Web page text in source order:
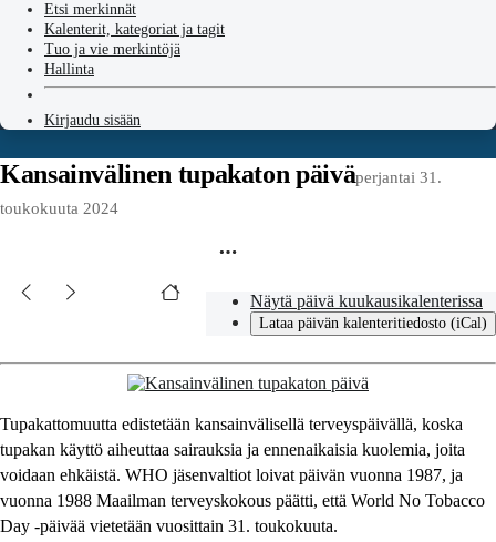
Etsi merkinnät
Kalenterit, kategoriat ja tagit
Tuo ja vie merkintöjä
Hallinta
Kirjaudu sisään
Kansainvälinen tupakaton päiväperjantai 31.
toukokuuta 2024
Näytä päivä kuukausikalenterissa
Lataa päivän kalenteritiedosto (iCal)
Tupakattomuutta edistetään kansainvälisellä terveyspäivällä, koska
tupakan käyttö aiheuttaa sairauksia ja ennenaikaisia kuolemia, joita
voidaan ehkäistä. WHO jäsenvaltiot loivat päivän vuonna 1987, ja
vuonna 1988 Maailman terveyskokous päätti, että World No Tobacco
Day -päivää vietetään vuosittain 31. toukokuuta.